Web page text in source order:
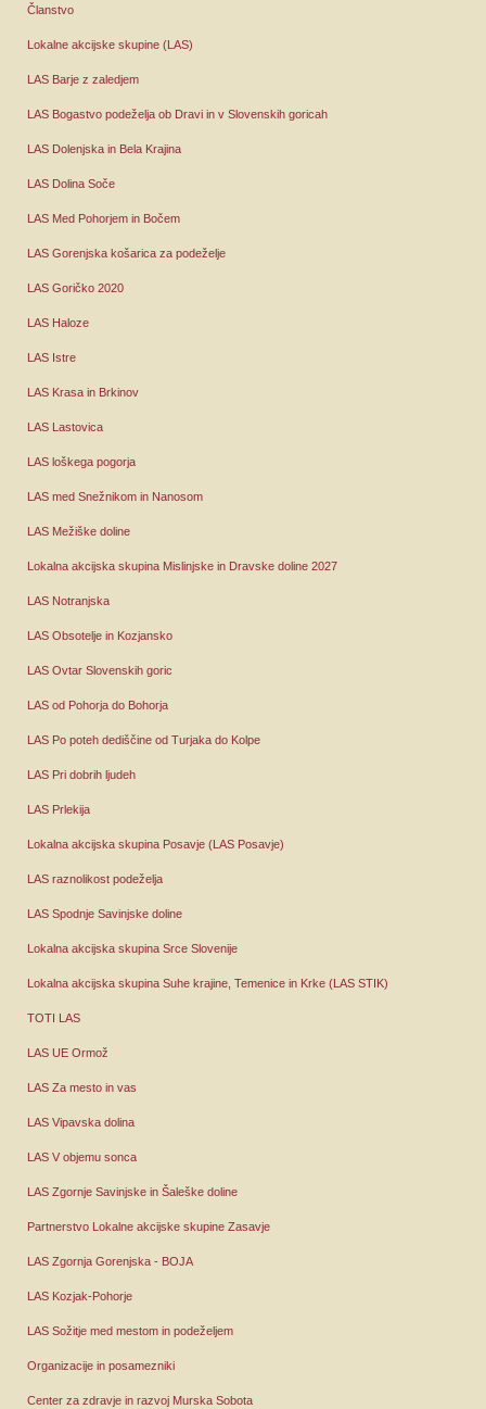
Članstvo
Lokalne akcijske skupine (LAS)
LAS Barje z zaledjem
LAS Bogastvo podeželja ob Dravi in v Slovenskih goricah
LAS Dolenjska in Bela Krajina
LAS Dolina Soče
LAS Med Pohorjem in Bočem
LAS Gorenjska košarica za podeželje
LAS Goričko 2020
LAS Haloze
LAS Istre
LAS Krasa in Brkinov
LAS Lastovica
LAS loškega pogorja
LAS med Snežnikom in Nanosom
LAS Mežiške doline
Lokalna akcijska skupina Mislinjske in Dravske doline 2027
LAS Notranjska
LAS Obsotelje in Kozjansko
LAS Ovtar Slovenskih goric
LAS od Pohorja do Bohorja
LAS Po poteh dediščine od Turjaka do Kolpe
LAS Pri dobrih ljudeh
LAS Prlekija
Lokalna akcijska skupina Posavje (LAS Posavje)
LAS raznolikost podeželja
LAS Spodnje Savinjske doline
Lokalna akcijska skupina Srce Slovenije
Lokalna akcijska skupina Suhe krajine, Temenice in Krke (LAS STIK)
TOTI LAS
LAS UE Ormož
LAS Za mesto in vas
LAS Vipavska dolina
LAS V objemu sonca
LAS Zgornje Savinjske in Šaleške doline
Partnerstvo Lokalne akcijske skupine Zasavje
LAS Zgornja Gorenjska - BOJA
LAS Kozjak-Pohorje
LAS Sožitje med mestom in podeželjem
Organizacije in posamezniki
Center za zdravje in razvoj Murska Sobota